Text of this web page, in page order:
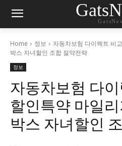
Home 정보
자동차보험 다이렉트 비
박스 자녀할인 조합 절약전략
정보
자동차보험 다
할인특약 마일
박스 자녀할인